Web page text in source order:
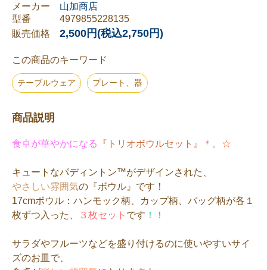
メーカー 山加商店
型番
4979855228135
販売価格 2,500円(税込2,750円)
この商品のキーワード
テーブルウェア プレート、器
商品説明
食卓が華やかになる 『トリオボウルセット』 ＊。☆
キュートなパディントン™がデザインされた、
やさしい雰囲気の『ボウル』です！
17cmボウル：ハンモック柄、カップ柄、バッグ柄が各１
枚ずつ入った、
３枚セット です ！！
サラダやフルーツなどを盛り付けるのに使いやすいサイ
ズのお皿で、